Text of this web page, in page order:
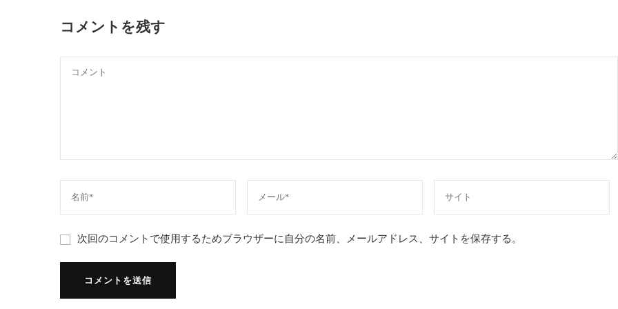
コメントを残す
次回のコメントで使用するためブラウザーに自分の名前、メールアドレス、サイトを保存する。